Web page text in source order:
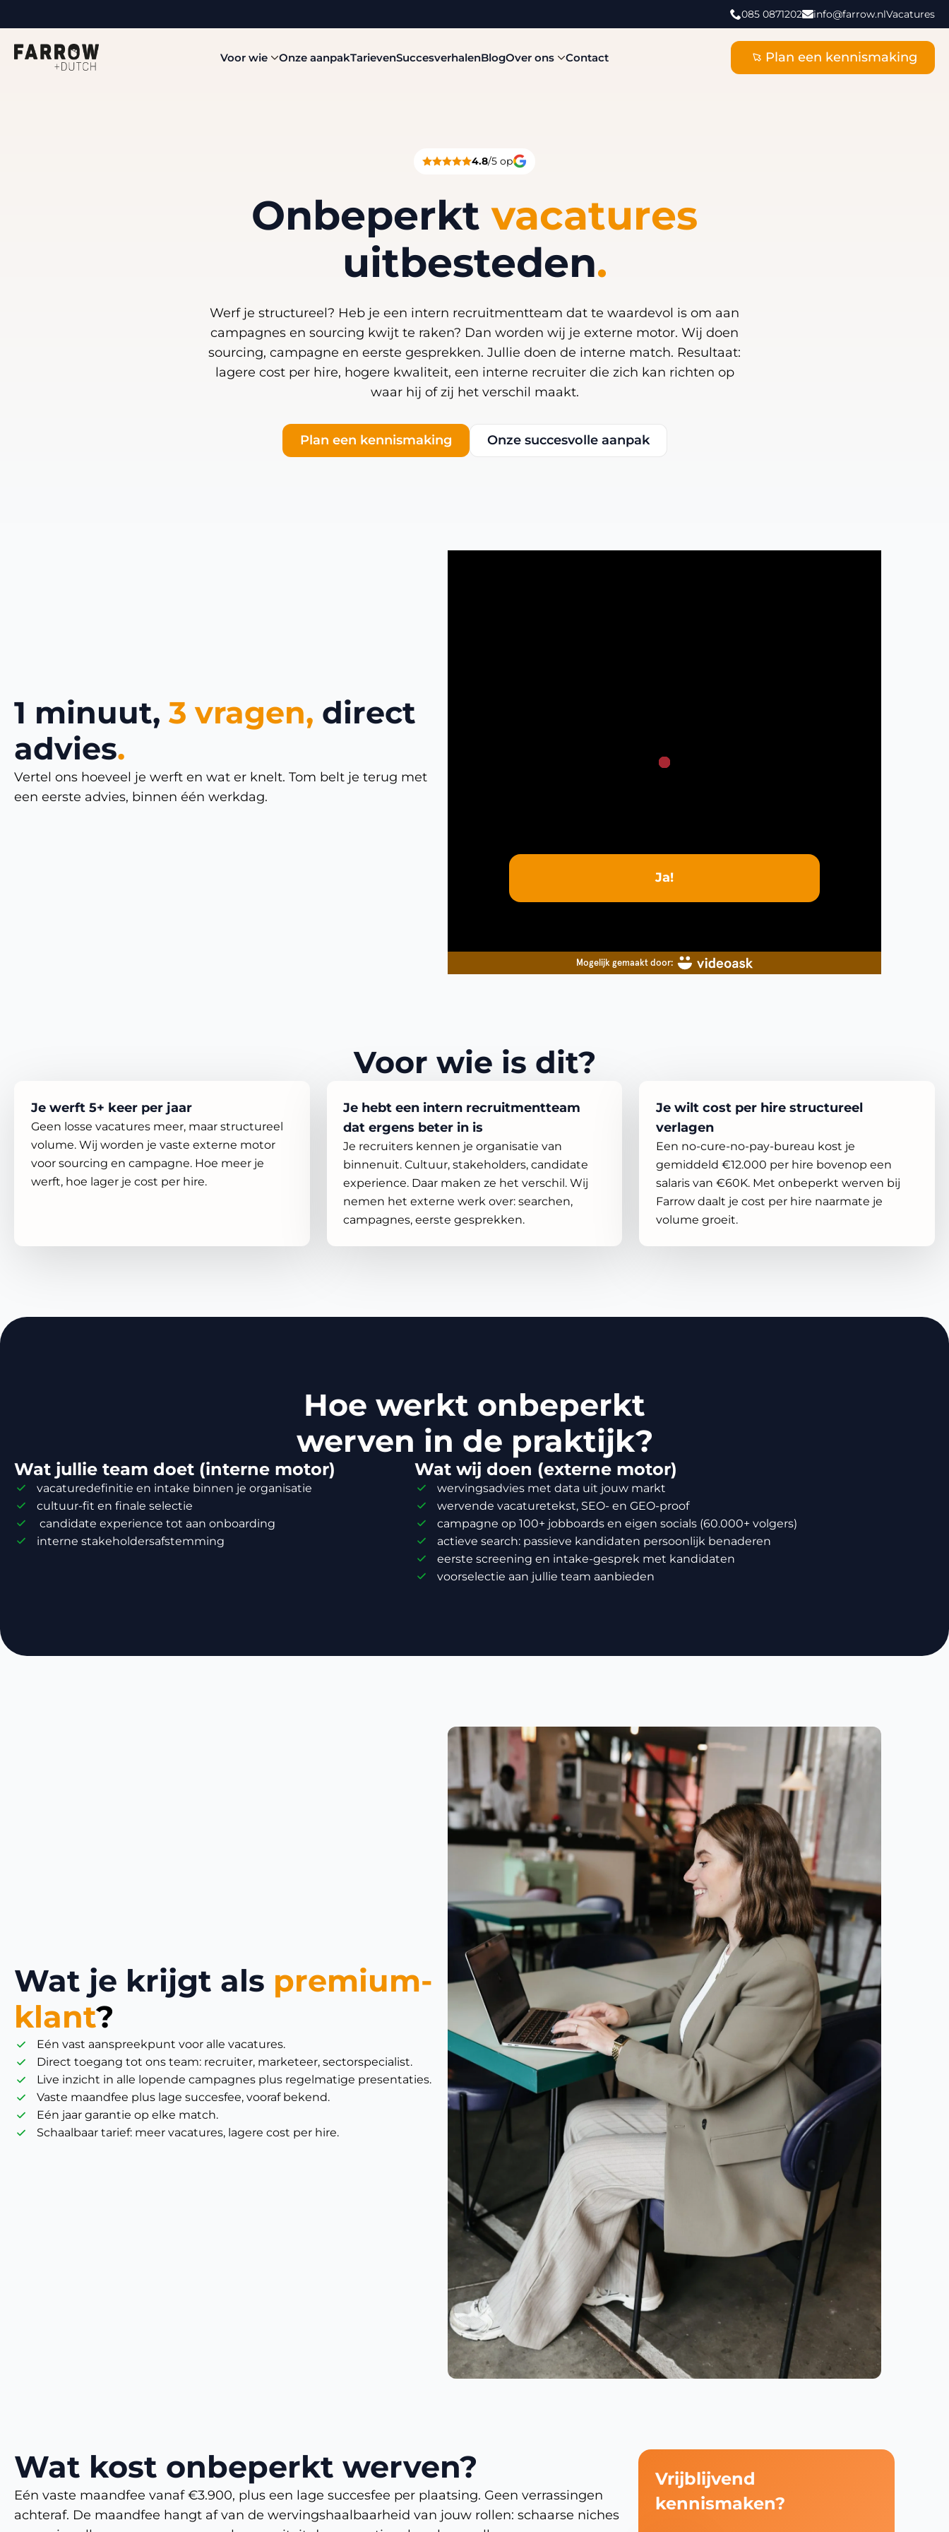
085 0871202 info@farrow.nlVacatures
Voor wie Onze aanpakTarievenSuccesverhalenBlogOver ons Contact Plan een kennismaking
4.8/5 op
Onbeperkt vacatures
uitbesteden.
Werf je structureel? Heb je een intern recruitmentteam dat te waardevol is om aan
campagnes en sourcing kwijt te raken? Dan worden wij je externe motor. Wij doen
sourcing, campagne en eerste gesprekken. Jullie doen de interne match. Resultaat:
lagere cost per hire, hogere kwaliteit, een interne recruiter die zich kan richten op
waar hij of zij het verschil maakt.
Plan een kennismaking Onze succesvolle aanpak
1 minuut, 3 vragen, direct
advies.
Vertel ons hoeveel je werft en wat er knelt. Tom belt je terug met
een eerste advies, binnen één werkdag.
Voor wie is dit?
Je werft 5+ keer per jaar
Geen losse vacatures meer, maar structureel
volume. Wij worden je vaste externe motor
voor sourcing en campagne. Hoe meer je
werft, hoe lager je cost per hire.
Je hebt een intern recruitmentteam
dat ergens beter in is
Je recruiters kennen je organisatie van
binnenuit. Cultuur, stakeholders, candidate
experience. Daar maken ze het verschil. Wij
nemen het externe werk over: searchen,
campagnes, eerste gesprekken.
Je wilt cost per hire structureel
verlagen
Een no-cure-no-pay-bureau kost je
gemiddeld €12.000 per hire bovenop een
salaris van €60K. Met onbeperkt werven bij
Farrow daalt je cost per hire naarmate je
volume groeit.
Hoe werkt onbeperkt
werven in de praktijk?
Wat jullie team doet (interne motor)
vacaturedefinitie en intake binnen je organisatie
cultuur-fit en finale selectie
candidate experience tot aan onboarding
interne stakeholdersafstemming
Wat wij doen (externe motor)
wervingsadvies met data uit jouw markt
wervende vacaturetekst, SEO- en GEO-proof
campagne op 100+ jobboards en eigen socials (60.000+ volgers)
actieve search: passieve kandidaten persoonlijk benaderen
eerste screening en intake-gesprek met kandidaten
voorselectie aan jullie team aanbieden
Wat je krijgt als premium-
klant?
Eén vast aanspreekpunt voor alle vacatures.
Direct toegang tot ons team: recruiter, marketeer, sectorspecialist.
Live inzicht in alle lopende campagnes plus regelmatige presentaties.
Vaste maandfee plus lage succesfee, vooraf bekend.
Eén jaar garantie op elke match.
Schaalbaar tarief: meer vacatures, lagere cost per hire.
Wat kost onbeperkt werven?
Eén vaste maandfee vanaf €3.900, plus een lage succesfee per plaatsing. Geen verrassingen
achteraf. De maandfee hangt af van de wervingshaalbaarheid van jouw rollen: schaarse niches
Vrijblijvend
kennismaken?